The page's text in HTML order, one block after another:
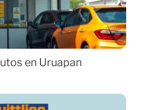
en Uruapan